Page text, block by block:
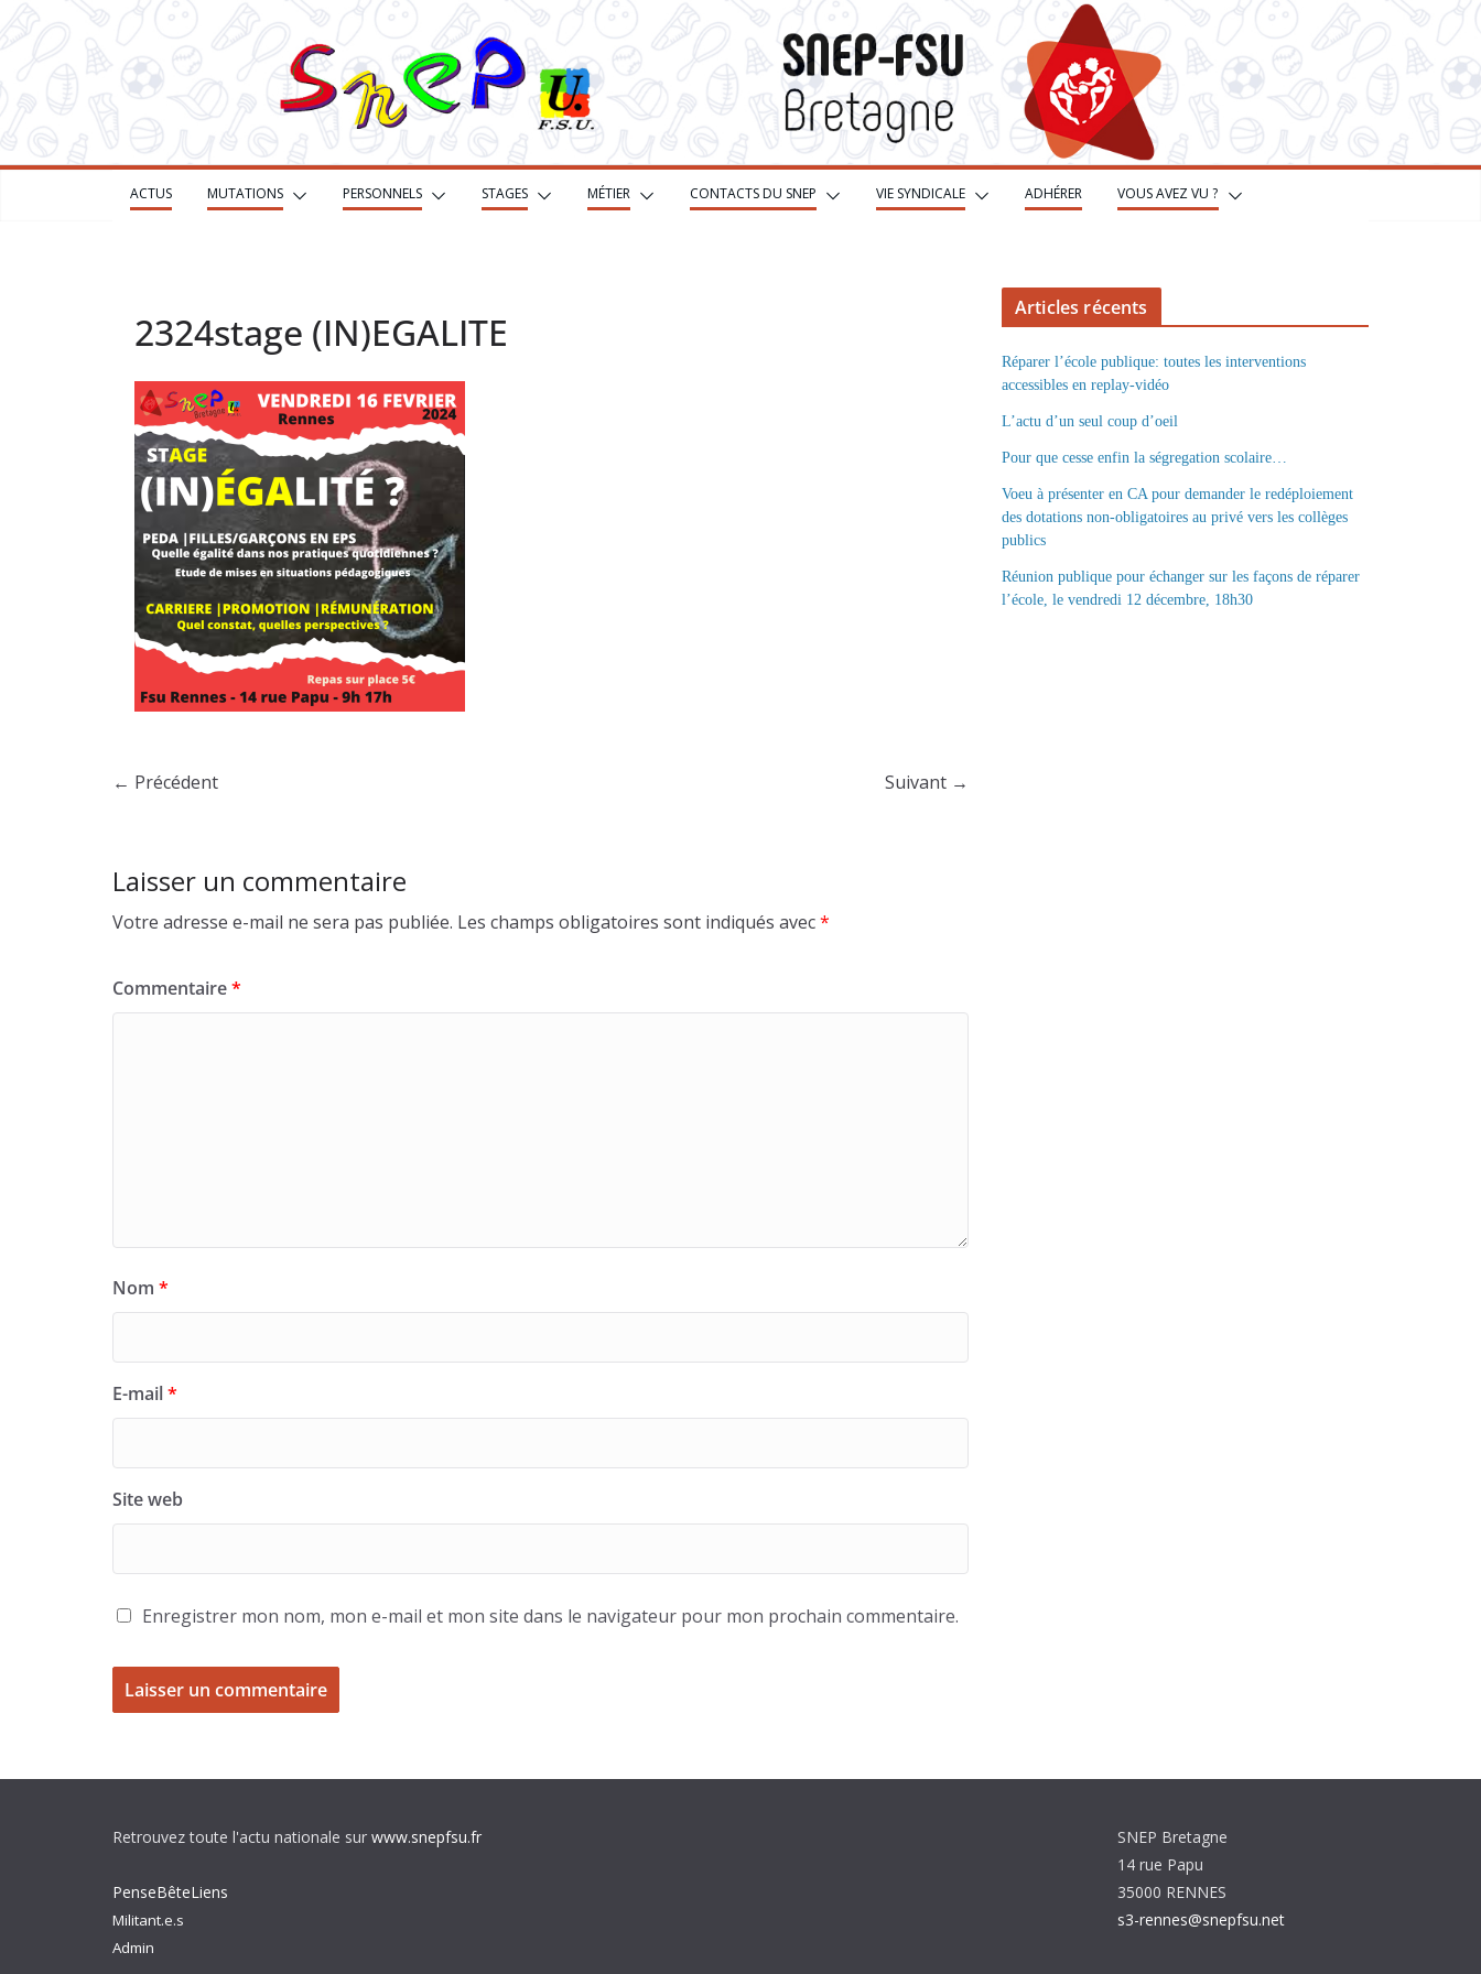
Passer
au
ACTUS MUTATIONS PERSONNELS STAGES MÉTIER CONTACTS DU SNEP VIE SYNDICALE ADHÉRER VOUS AVEZ VU ?
2324stage (IN)EGALITE
← Précédent Suivant →
Laisser un commentaire
Votre adresse e-mail ne sera pas publiée. Les champs obligatoires sont indiqués avec*
Commentaire*
Nom *
E-mail*
Site web
Enregistrer mon nom, mon e-mail et mon site dans le navigateur pour mon prochain commentaire.
Articles récents
Réparer l’école publique: toutes les interventions
accessibles en replay-vidéo
L’actu d’un seul coup d’oeil
Pour que cesse enfin la ségregation scolaire…
Voeu à présenter en CA pour demander le redéploiement
des dotations non-obligatoires au privé vers les collèges
publics
Réunion publique pour échanger sur les façons de réparer
l’école, le vendredi 12 décembre, 18h30
Retrouvez toute l'actu nationale sur www.snepfsu.fr
PenseBêteLiens
Militant.e.s
Admin
SNEP Bretagne
14 rue Papu
35000 RENNES
s3-rennes@snepfsu.net